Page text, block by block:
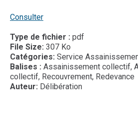
Consulter
Type de fichier : pdf
File Size: 307 Ko
Catégories: Service
Balises : Assainissement collectif,
collectif, Recouvrement, Redevance
Auteur: Délibération